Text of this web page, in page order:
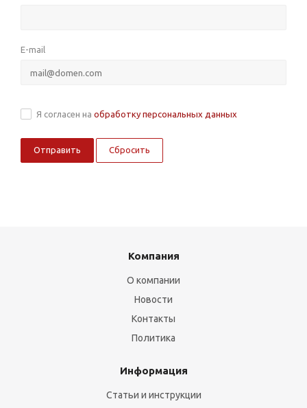
E-mail
Я согласен на обработку персональных данных
Сбросить
Компания
О компании
Новости
Контакты
Политика
Информация
Статьи и инструкции